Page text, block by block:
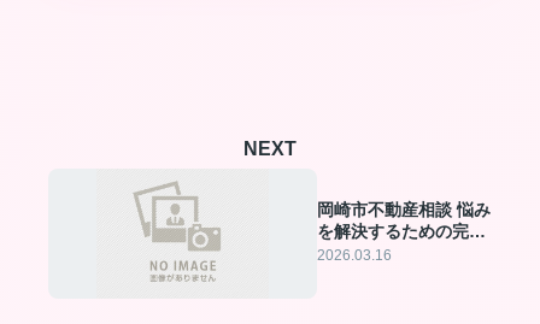
NEXT
岡崎市不動産相談 悩み
を解決するための完全
ガイド
2026.03.16